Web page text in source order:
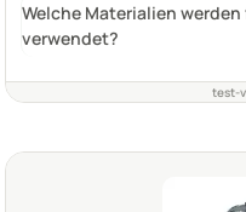
Welche Materialien werden
verwendet?
test-